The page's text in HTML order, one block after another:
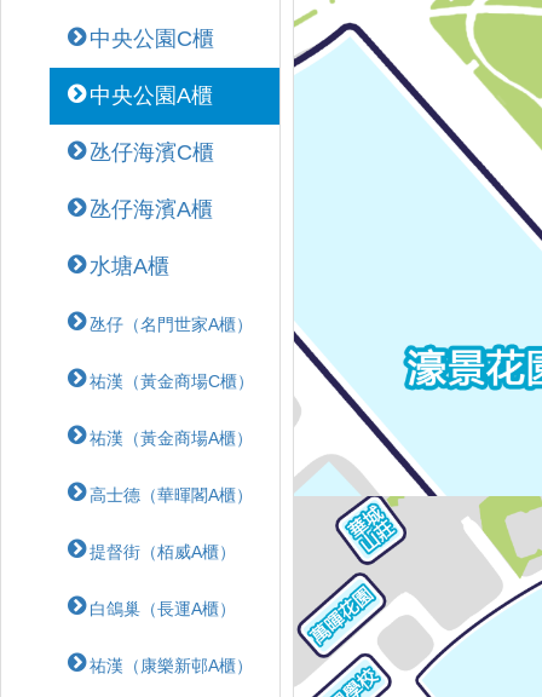
中央公園C櫃
中央公園A櫃
氹仔海濱C櫃
氹仔海濱A櫃
水塘A櫃
氹仔（名門世家A櫃）
祐漢（黃金商場C櫃）
祐漢（黃金商場A櫃）
高士德（華暉閣A櫃）
提督街（栢威A櫃）
白鴿巢（長運A櫃）
祐漢（康樂新邨A櫃）